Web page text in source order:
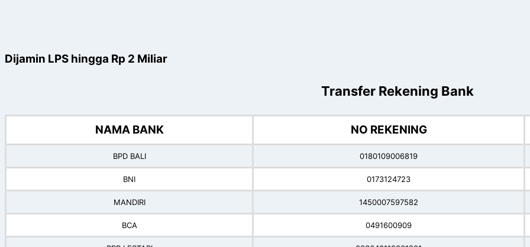
Dijamin LPS hingga Rp 2 Miliar
Transfer Rekening Bank
NAMA BANK NO REKENING
BPD BALI 0180109006819
BNI 0173124723
MANDIRI 1450007597582
BCA 0491600909